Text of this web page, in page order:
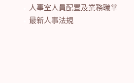
人事室人員配置及業務職掌
最新人事法規